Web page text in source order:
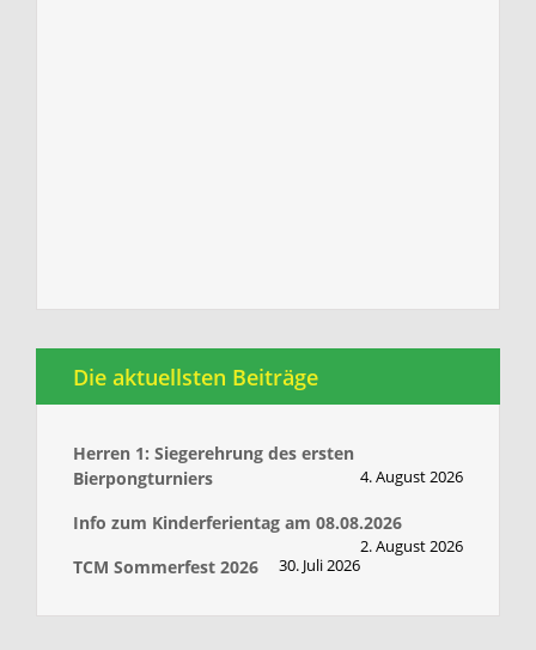
Die aktuellsten Beiträge
Herren 1: Siegerehrung des ersten
Bierpongturniers
4. August 2026
Info zum Kinderferientag am 08.08.2026
2. August 2026
TCM Sommerfest 2026 30. Juli 2026